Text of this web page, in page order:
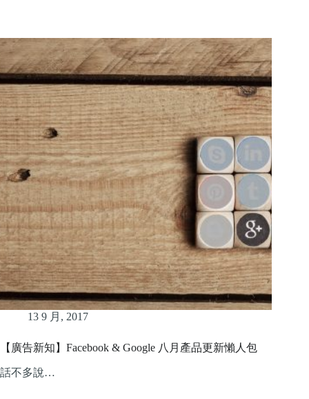
13 9 月, 2017
【廣告新知】Facebook & Google 八月產品更新懶人包
話不多說…